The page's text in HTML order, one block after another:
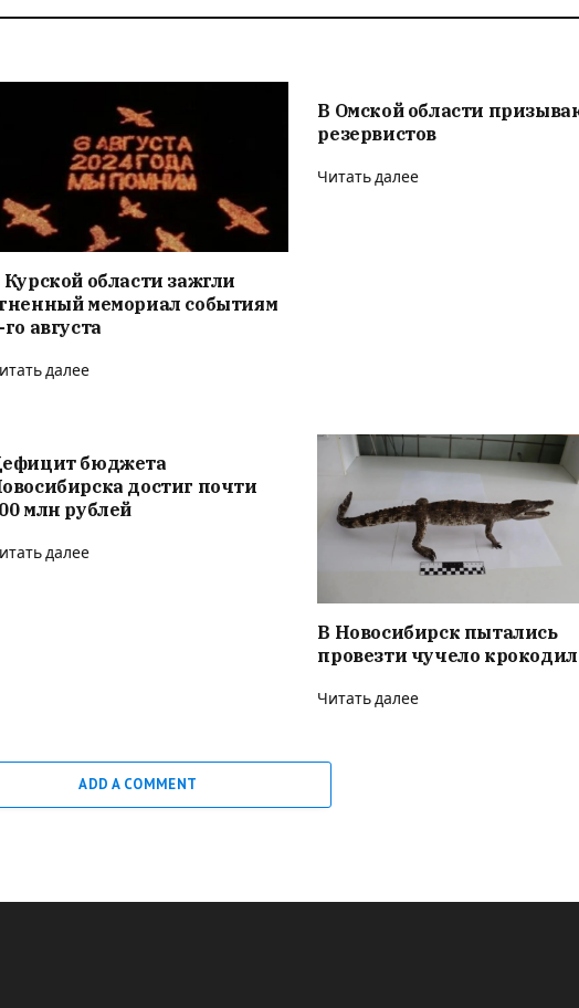
Курской области зажгли
мемориал событиям
го августа
далее
В Омской области
резервистов
Читать далее
бюджета
достиг почти
млн рублей
далее
В Новосибирск пытались
провезти чучело
Читать далее
ADD A COMMENT